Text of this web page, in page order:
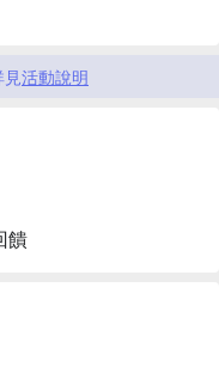
活動說明
饋